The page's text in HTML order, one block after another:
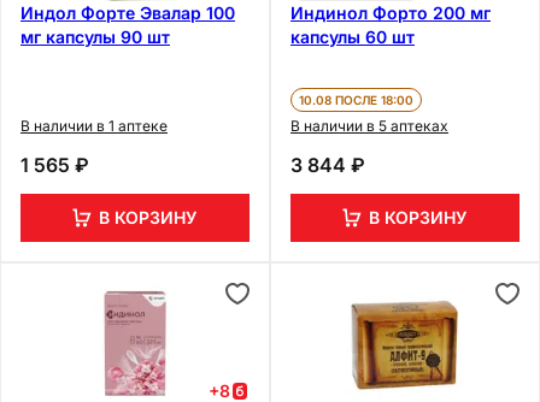
Индол Форте Эвалар 100
мг капсулы 90 шт
В наличии в 1 аптеке
1 565 ₽
В КОРЗИНУ
Индинол Форто 200 мг
капсулы 60 шт
10.08 ПОСЛЕ 18:00
В наличии в 5 аптеках
3 844 ₽
В КОРЗИНУ
+8